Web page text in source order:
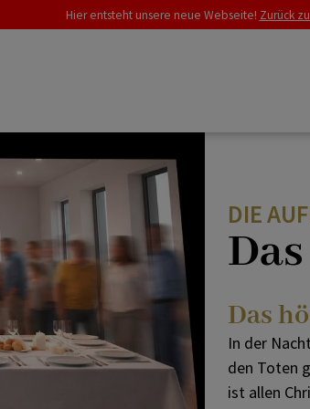
Hier entsteht unsere neue Webseite! Zurück
Salz & Licht
Online-Fürbitten
Weitere Festtage
Übersicht Festtage
Rupertusfest
Erentrudissonntag
Heilige Erentrudis
Trauer
DIE
Das
In der
den Toten
ist allen